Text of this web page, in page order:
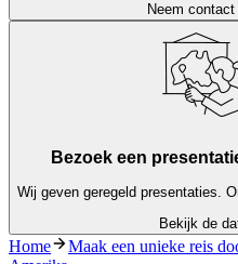
Neem contact
Bezoek een
Wij geven geregeld presentaties.
Bekijk de
Home Maak een unieke reis